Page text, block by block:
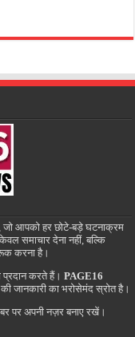
जो आपको हर छोटे-बड़े घटनाक्रम
समाचार देना नहीं, बल्कि
करना है।
प्रदान करते हैं।PAGE16
जानकारी का भरोसेमंद स्रोत है।
पर अपनी नज़र बनाए रखें।